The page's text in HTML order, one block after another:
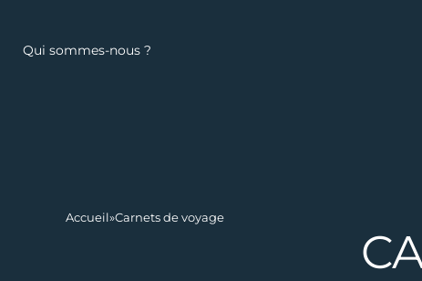
Qui sommes-nous ?
Accueil»Carnets de voyage